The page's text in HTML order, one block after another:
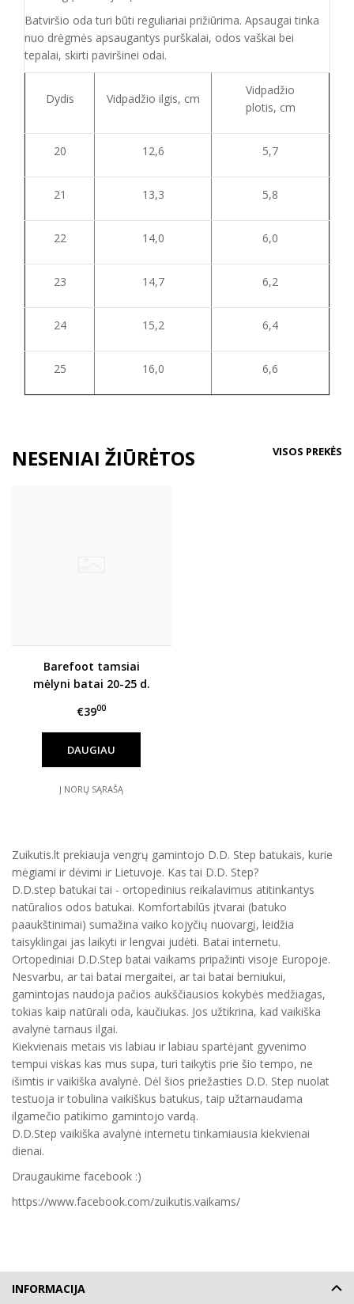
Batviršio oda turi būti reguliariai prižiūrima. Apsaugai tinka
nuo drėgmės apsaugantys purškalai, odos vaškai bei
tepalai, skirti paviršinei odai.
Dydis Vidpadžio ilgis, cm
Vidpadžio
plotis, cm
20 12,6 5,7
21 13,3 5,8
22 14,0 6,0
23 14,7 6,2
24 15,2 6,4
25 16,0 6,6
NESENIAI ŽIŪRĖTOS VISOS PREKĖS
Barefoot tamsiai
mėlyni batai 20-25 d.
€3900
DAUGIAU
Į NORŲ SĄRAŠĄ
Zuikutis.lt prekiauja vengrų gamintojo D.D. Step batukais, kurie
mėgiami ir dėvimi ir Lietuvoje. Kas tai D.D. Step?
D.D.step batukai tai - ortopedinius reikalavimus atitinkantys
natūralios odos batukai. Komfortabilūs įtvarai (batuko
paaukštinimai) sumažina vaiko kojyčių nuovargį, leidžia
taisyklingai jas laikyti ir lengvai judėti. Batai internetu.
Ortopediniai D.D.Step batai vaikams pripažinti visoje Europoje.
Nesvarbu, ar tai batai mergaitei, ar tai batai berniukui,
gamintojas naudoja pačios aukščiausios kokybės medžiagas,
tokias kaip natūrali oda, kaučiukas. Jos užtikrina, kad vaikiška
avalynė tarnaus ilgai.
Kiekvienais metais vis labiau ir labiau spartėjant gyvenimo
tempui viskas kas mus supa, turi taikytis prie šio tempo, ne
išimtis ir vaikiška avalynė. Dėl šios priežasties D.D. Step nuolat
testuoja ir tobulina vaikiškus batukus, taip užtarnaudama
ilgamečio patikimo gamintojo vardą.
D.D.Step vaikiška avalynė internetu tinkamiausia kiekvienai
dienai.
Draugaukime facebook :)
https://www.facebook.com/zuikutis.vaikams/
INFORMACIJA